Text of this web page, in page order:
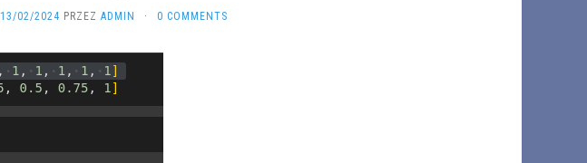
13/02/2024 PRZEZ ADMIN · 0 COMMENTS